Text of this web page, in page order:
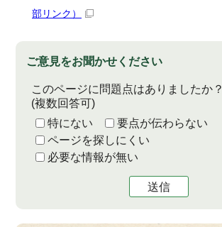
部リンク）
ご意見をお聞かせください
このページに問題点はありましたか？
(複数回答可)
特にない
要点が伝わらない
ページを探しにくい
必要な情報が無い
送信